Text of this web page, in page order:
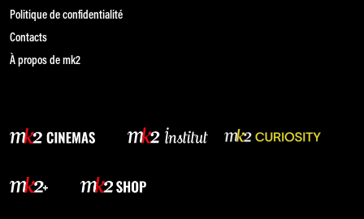
Politique de confidentialité
Contacts
À propos de mk2